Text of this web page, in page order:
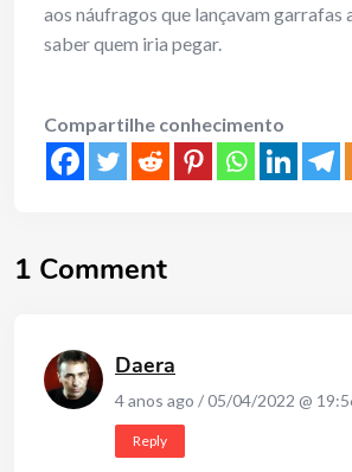
aos náufragos que lançavam garrafas
saber quem iria pegar.
Compartilhe conhecimento
1 Comment
Daera
4 anos ago / 05/04/2022 @
Reply